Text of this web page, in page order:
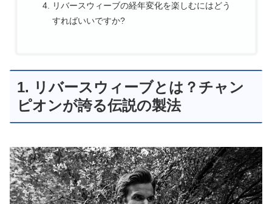
リバースウィーブの経年変化を楽しむにはどう
すればいいですか?
1. リバースウィーブとは？チャン
ピオンが誇る伝説の製法